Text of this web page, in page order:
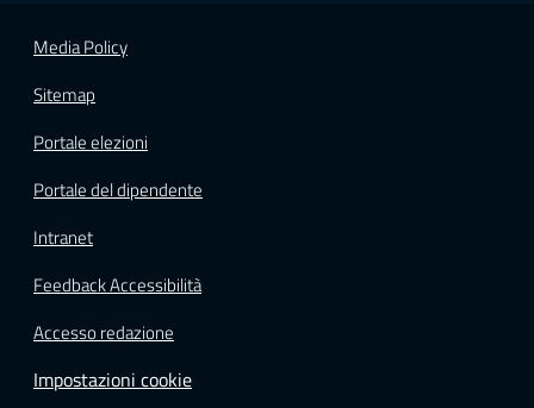
Media Policy
Sitemap
Portale elezioni
Portale del dipendente
Intranet
Feedback Accessibilità
Accesso redazione
Impostazioni cookie